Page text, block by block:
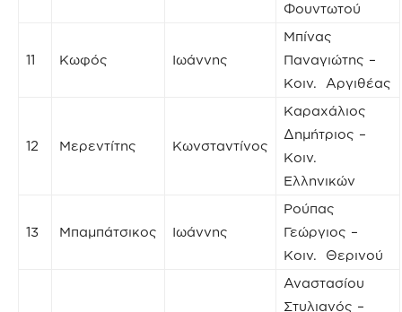
Φουντωτού
11 Κωφός Ιωάννης
Μπίνας
Παναγιώτης –
Κοιν. Αργιθέας
12 Μερεντίτης Κωνσταντίνος
Καραχάλιος
Δημήτριος –
Κοιν.
Ελληνικών
13 Μπαμπάτσικος Ιωάννης
Ρούπας
Γεώργιος –
Κοιν. Θερινού
Αναστασίου
Στυλιανός –